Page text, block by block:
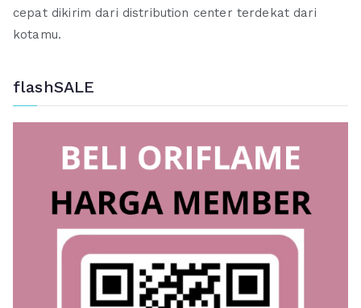
cepat dikirim dari distribution center terdekat dari
kotamu.
flashSALE